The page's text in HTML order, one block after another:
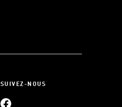
SUIVEZ-NOUS